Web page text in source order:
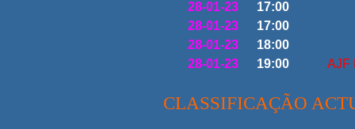
28-01-23
17:00
28-01-23
17:00
28-01-23
18:00
28-01-23
19:00 AJF
CLASSIFICAÇÃO